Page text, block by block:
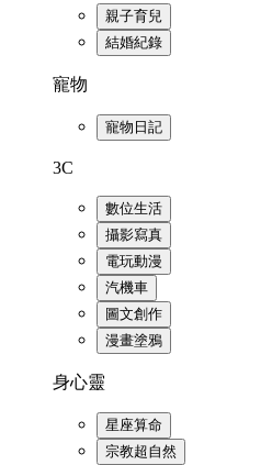
親子育兒
結婚紀錄
寵物
寵物日記
3C
數位生活
攝影寫真
電玩動漫
汽機車
圖文創作
漫畫塗鴉
身心靈
星座算命
宗教超自然